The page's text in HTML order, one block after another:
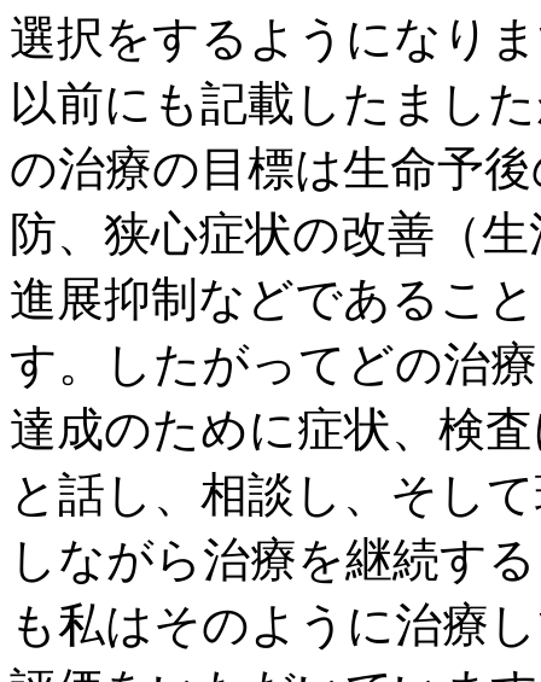
選択をするようになり
以前にも記載したまし
の治療の目標は生命予
防、狭心症状の改善（
進展抑制などであるこ
す。したがってどの治
達成のために症状、検
と話し、相談し、そし
しながら治療を継続す
も私はそのように治療